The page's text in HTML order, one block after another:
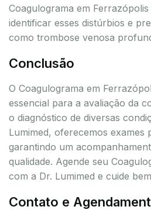
Coagulograma em
identificar esses distúrbios e
como trombose venosa
Conclusão
O Coagulograma em
essencial para a avaliação da
o diagnóstico de diversas
Lumimed, oferecemos exames
garantindo um
qualidade. Agende seu
com a Dr. Lumimed e cuide
Contato e